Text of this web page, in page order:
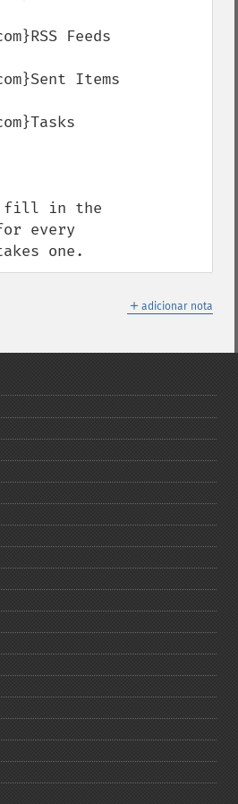
Feeds
Items
fill in the
every
one.
＋ adicionar nota